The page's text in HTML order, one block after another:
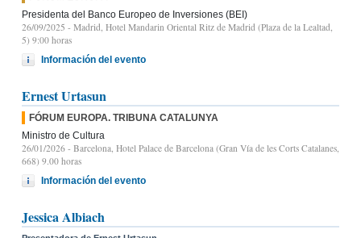
Presidenta del Banco Europeo de Inversiones (BEI)
26/09/2025 - Madrid, Hotel Mandarin Oriental Ritz de Madrid (Plaza de la Lealtad,
5) 9:00 horas
Información del evento
Ernest Urtasun
FÓRUM EUROPA. TRIBUNA CATALUNYA
Ministro de Cultura
26/01/2026 - Barcelona, Hotel Palace de Barcelona (Gran Vía de les Corts Catalanes,
668) 9.00 horas
Información del evento
Jessica Albiach